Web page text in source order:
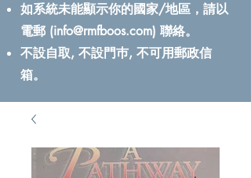
如系統未能顯示你的國家/地區，請以
電郵 (info@rmfboos.com) 聯絡。
不設自取, 不設門巿, 不可用郵政信
箱。